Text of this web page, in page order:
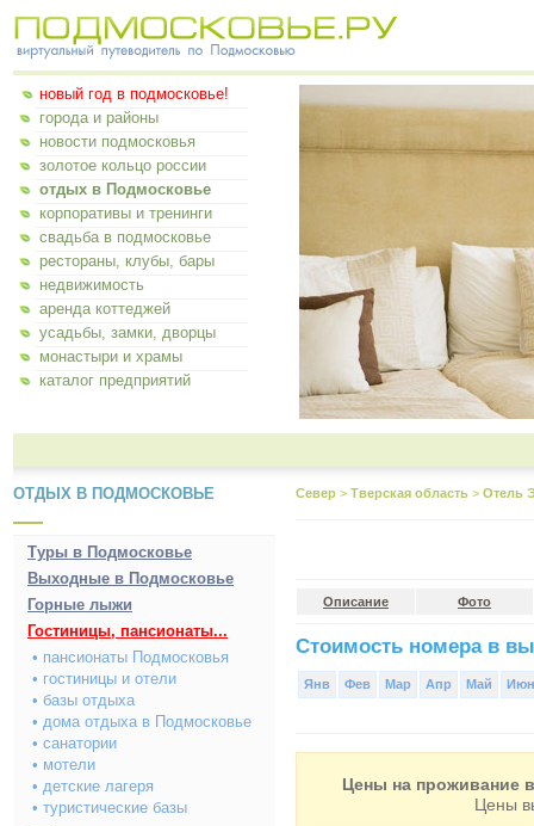
новый год в подмосковье!
города и районы
новости подмосковья
золотое кольцо россии
отдых в Подмосковье
корпоративы и тренинги
свадьба в подмосковье
рестораны, клубы, бары
недвижимость
аренда коттеджей
усадьбы, замки, дворцы
монастыри и храмы
каталог предприятий
ОТДЫХ В ПОДМОСКОВЬЕ
Туры в Подмосковье
Выходные в Подмосковье
Горные лыжи
Гостиницы, пансионаты...
• пансионаты Подмосковья
• гостиницы и отели
• базы отдыха
• дома отдыха в Подмосковье
• санатории
• мотели
• детские лагеря
• туристические базы
Север > Тверская область > Отель
Описание Фото
Стоимость номера в
Янв Фев Мар Апр Май Июн
Цены на проживание
Цены